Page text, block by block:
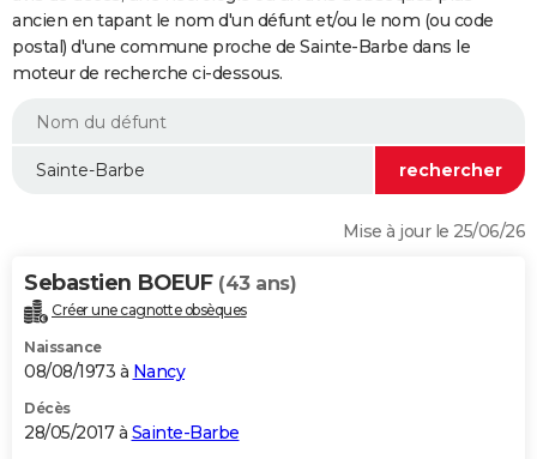
Essais
Réserver un essai
Citadines
Berlines
SUV
Forum auto
+
HIGH-TECH
Mobiles
Meilleur smartphone
Internet
Ordinateurs
Jeux vidéo
Guide high-tech
+BRICOLAGE
Forum
Aménagement intérieur
Extérieur
Cuisine
Salle de bains
Jardinage
Rangement
WEEK-END
Guides de France
Escapades
Patrimoine
Expositions
Musées
Week-end nature
LIFESTYLE
Alimentation
Guide de la santé
Maladies
Médicaments
Sommeil
VOYAGE
Destinations
City break
Voyage nature
Voyage de noces
Forum
Climat
+PHOTO
GUIDES D'ACHAT
BONS PLANS
ancien en tapant le nom d'un défunt et/ou le nom (ou code
postal) d'une commune proche de Sainte-Barbe dans le
moteur de recherche ci-dessous.
Mise à jour le 25/06/26
Sebastien BOEUF (43 ans)
Créer une cagnotte obsèques
Naissance
08/08/1973 à Nancy
Décès
28/05/2017 à Sainte-Barbe